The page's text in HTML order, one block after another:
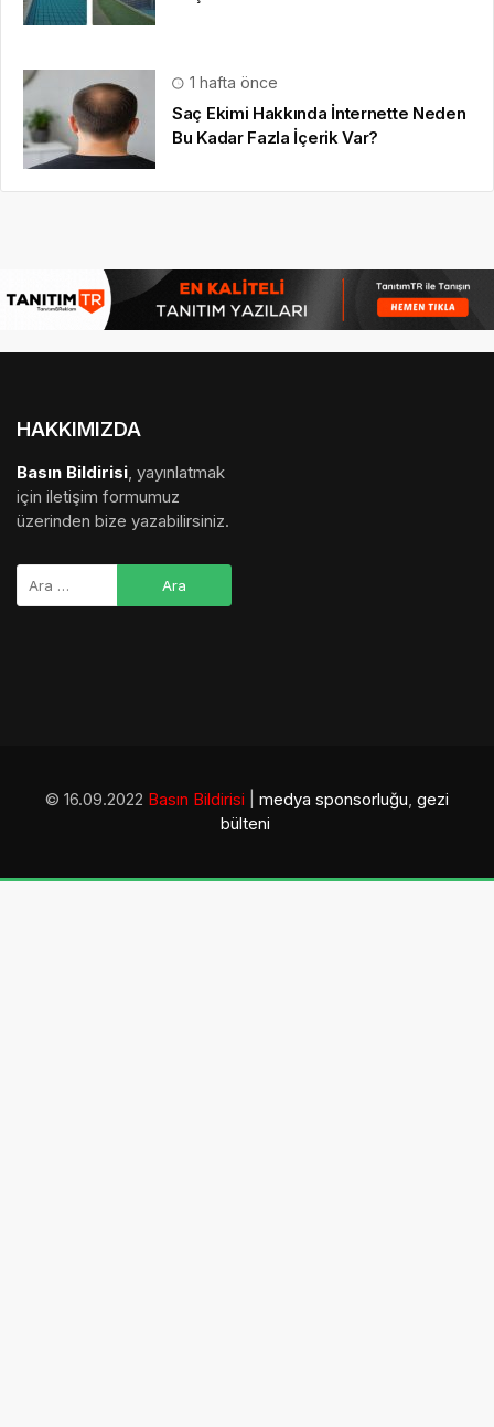
1 hafta önce
Saç Ekimi Hakkında İnternette Neden
Bu Kadar Fazla İçerik Var?
HAKKIMIZDA
Basın Bildirisi, yayınlatmak
için iletişim formumuz
üzerinden bize yazabilirsiniz.
© 16.09.2022 Basın Bildirisi medya sponsorluğu, gezi
bülteni